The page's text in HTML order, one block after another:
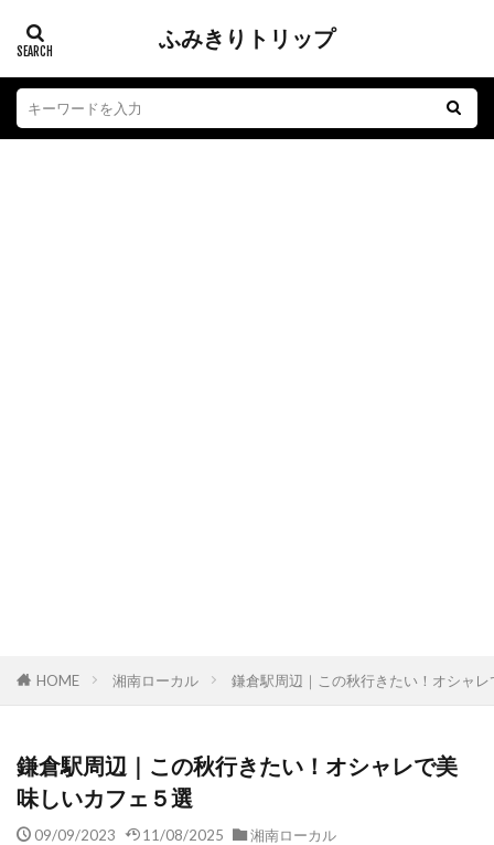
ふみきりトリップ
HOME 湘南ローカル 鎌倉駅周辺｜この秋行きたい！オシャ
鎌倉駅周辺｜この秋行きたい！オシャレで美
味しいカフェ５選
09/09/2023 11/08/2025 湘南ローカル